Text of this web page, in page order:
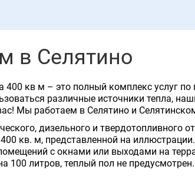
в Селятино
400 кв м – это полный комплекс услуг
различные источники тепла,
Мы работаем в Селятино и
дизельного и твердотопливного
кв. м, представленной на
с окнами или выходами на
100 литров, теплый пол не предусмотрен.